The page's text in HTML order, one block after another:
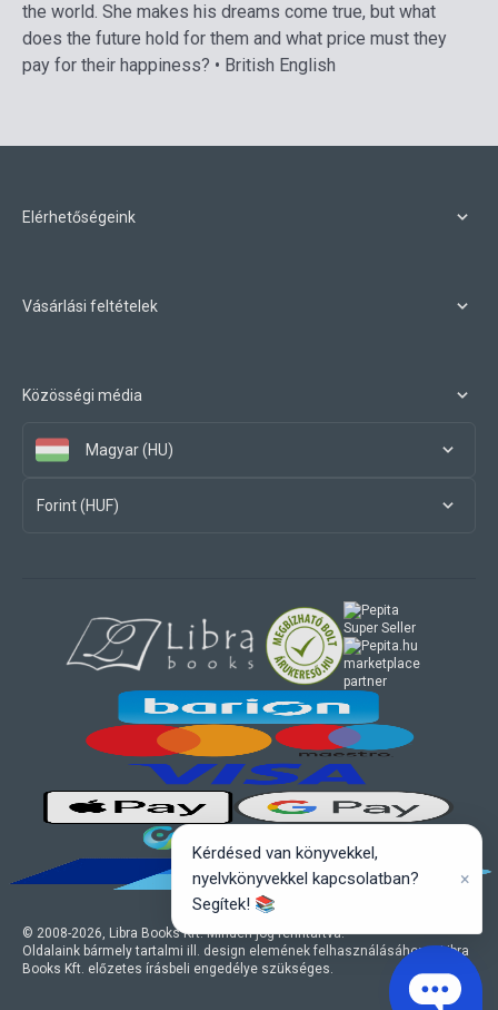
the world. She makes his dreams come true, but what
does the future hold for them and what price must they
pay for their happiness? • British English
Elérhetőségeink
Vásárlási feltételek
Közösségi média
Magyar (HU)
Forint (HUF)
© 2008-2026, Libra Books Kft. Minden jog fenntartva.
Oldalaink bármely tartalmi ill. design elemének felhasználásához a Libra
Books Kft. előzetes írásbeli engedélye szükséges.
marketplace
partner
Kérdésed van könyvekkel,
nyelvkönyvekkel kapcsolatban?
Segítek! 📚
×